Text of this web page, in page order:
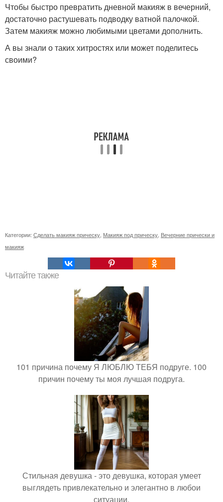
Чтобы быстро превратить дневной макияж в вечерний,
достаточно растушевать подводку ватной палочкой.
Затем макияж можно любимыми цветами дополнить.
А вы знали о таких хитростях или может поделитесь
своими?
Категории: Сделать макияж прическу Макияж под прическу Вечерние прически и
макияж
Читайте также
101 причина почему Я ЛЮБЛЮ ТЕБЯ подруге. 100
причин почему ты моя лучшая подруга.
Стильная девушка - это девушка, которая умеет
выглядеть привлекательно и элегантно в любои
ситуации.